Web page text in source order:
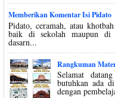
Memberikan Komentar Isi Pidato
Pidato, ceramah, atau
baik di sekolah maupun di
dasarn...
Rangkuman
Selamat
butuhkan ada
dengan